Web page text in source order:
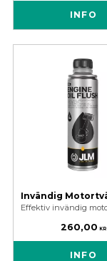
INFO
260,00 KR
INFO